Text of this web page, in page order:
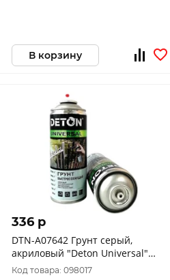
В корзину
336 p
DTN-A07642 Грунт серый,
акриловый "Deton Universal"
быстросохнущий, аэрозоль 520
Код товара: 098017